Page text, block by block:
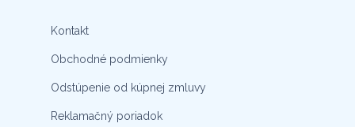
Kontakt
Obchodné podmienky
Odstúpenie od kúpnej zmluvy
Reklamačný poriadok